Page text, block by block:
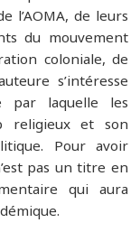
l’AOMA, de leurs
du mouvement
coloniale, de
s’intéresse
par laquelle les
religieux et son
Pour avoir
pas un titre en
qui aura